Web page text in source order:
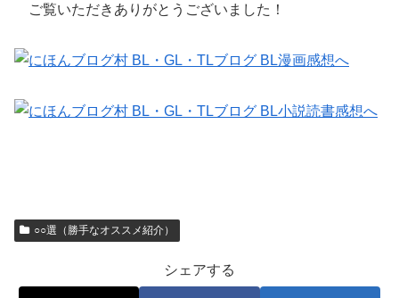
ご覧いただきありがとうございました！
○○選（勝手なオススメ紹介）
シェアする